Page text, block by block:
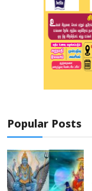
Popular Posts